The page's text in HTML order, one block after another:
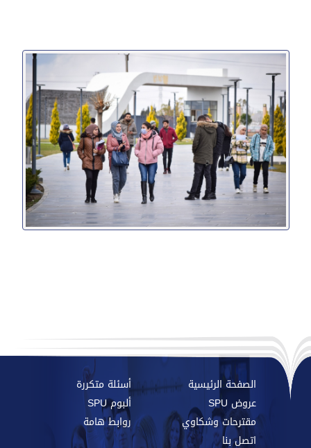
الصفحة الرئيسية
أسئلة متكررة
عروض SPU
ألبوم SPU
مقترحات وشكاوي
روابط هامة
اتصل بنا